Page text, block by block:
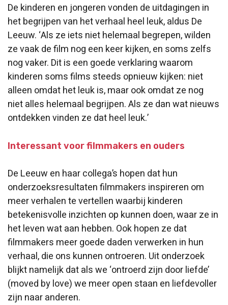
De kinderen en jongeren vonden de uitdagingen in
het begrijpen van het verhaal heel leuk, aldus De
Leeuw. ‘Als ze iets niet helemaal begrepen, wilden
ze vaak de film nog een keer kijken, en soms zelfs
nog vaker. Dit is een goede verklaring waarom
kinderen soms films steeds opnieuw kijken: niet
alleen omdat het leuk is, maar ook omdat ze nog
niet alles helemaal begrijpen. Als ze dan wat nieuws
ontdekken vinden ze dat heel leuk.’
Interessant voor filmmakers en ouders
De Leeuw en haar collega’s hopen dat hun
onderzoeksresultaten filmmakers inspireren om
meer verhalen te vertellen waarbij kinderen
betekenisvolle inzichten op kunnen doen, waar ze in
het leven wat aan hebben. Ook hopen ze dat
filmmakers meer goede daden verwerken in hun
verhaal, die ons kunnen ontroeren. Uit onderzoek
blijkt namelijk dat als we ‘ontroerd zijn door liefde’
(moved by love) we meer open staan en liefdevoller
zijn naar anderen.